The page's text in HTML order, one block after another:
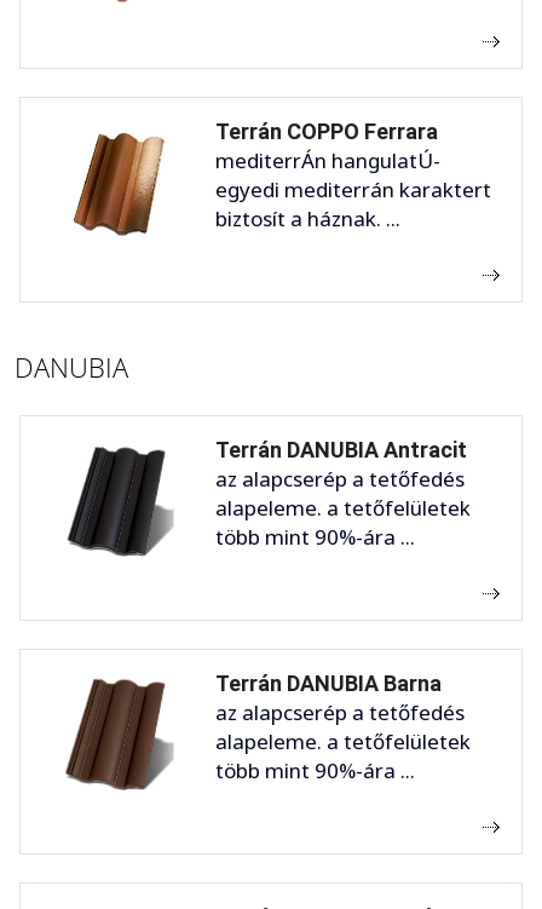
Terrán COPPO Ferrara
mediterrÁn hangulatÚ-
egyedi mediterrán karaktert
biztosít a háznak. ...
DANUBIA
Terrán DANUBIA Antracit
az alapcserép a tetőfedés
alapeleme. a tetőfelületek
több mint 90%-ára ...
Terrán DANUBIA Barna
az alapcserép a tetőfedés
alapeleme. a tetőfelületek
több mint 90%-ára ...